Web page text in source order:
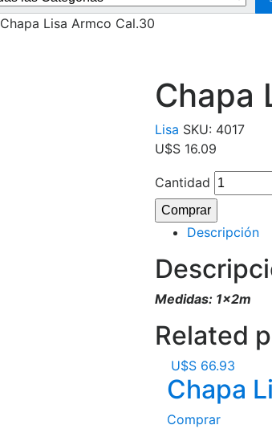
Chapa Lisa Armco Cal.30
Chapa
Lisa SKU: 4017
U$S 16.09
Cantidad
Comprar
Descripción
Medidas: 1x2m
Related
U$S 66.93
Chapa
Comprar